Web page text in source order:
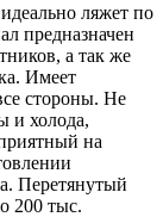
ляжет по
предназначен
а так же
Имеет
стороны. Не
и холода,
на
Перетянутый
200 тыс.